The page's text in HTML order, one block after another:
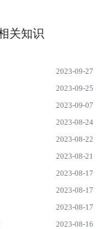
关知识
2023-09-27
2023-09-25
2023-09-07
2023-08-24
2023-08-22
2023-08-21
2023-08-17
2023-08-17
2023-08-17
2023-08-16